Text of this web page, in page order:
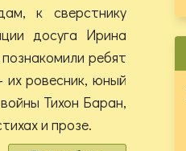
к сверстнику
досуга Ирина
ребят
ровесник, юный
Тихон Баран,
и прозе.